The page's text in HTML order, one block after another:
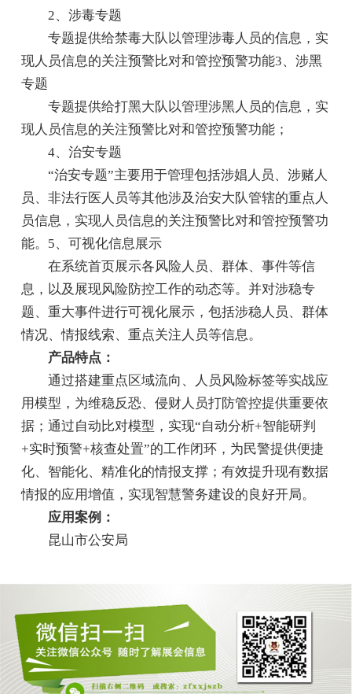
2、涉毒专题
专题提供给禁毒大队以管理涉毒人员的信息，实
现人员信息的关注预警比对和管控预警功能3、涉黑
专题
专题提供给打黑大队以管理涉黑人员的信息，实
现人员信息的关注预警比对和管控预警功能；
4、治安专题
“治安专题”主要用于管理包括涉娼人员、涉赌人
员、非法行医人员等其他涉及治安大队管辖的重点人
员信息，实现人员信息的关注预警比对和管控预警功
能。5、可视化信息展示
在系统首页展示各风险人员、群体、事件等信
息，以及展现风险防控工作的动态等。并对涉稳专
题、重大事件进行可视化展示，包括涉稳人员、群体
情况、情报线索、重点关注人员等信息。
产品特点：
通过搭建重点区域流向、人员风险标签等实战应
用模型，为维稳反恐、侵财人员打防管控提供重要依
据；通过自动比对模型，实现“自动分析+智能研判
+实时预警+核查处置”的工作闭环，为民警提供便捷
化、智能化、精准化的情报支撑；有效提升现有数据
情报的应用增值，实现智慧警务建设的良好开局。
应用案例：
昆山市公安局